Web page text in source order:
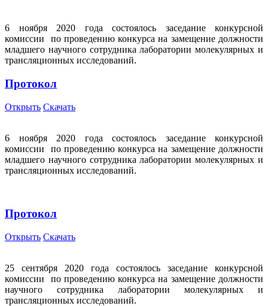
6 ноября 2020 года состоялось заседание конкурсной
комиссии по проведению конкурса на замещение должности
младшего научного сотрудника лаборатории молекулярных и
трансляционных исследований.
Протокол
Открыть Скачать
6 ноября 2020 года состоялось заседание конкурсной
комиссии по проведению конкурса на замещение должности
младшего научного сотрудника лаборатории молекулярных и
трансляционных исследований.
Протокол
Открыть Скачать
25 сентября 2020 года состоялось заседание конкурсной
комиссии по проведению конкурса на замещение должности
научного сотрудника лаборатории молекулярных и
трансляционных исследований.